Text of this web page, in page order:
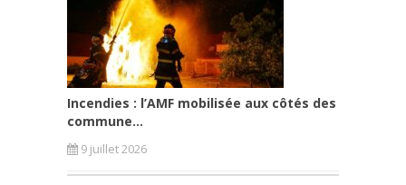
Incendies : l’AMF mobilisée aux côtés des
commune...
9 juillet 2026